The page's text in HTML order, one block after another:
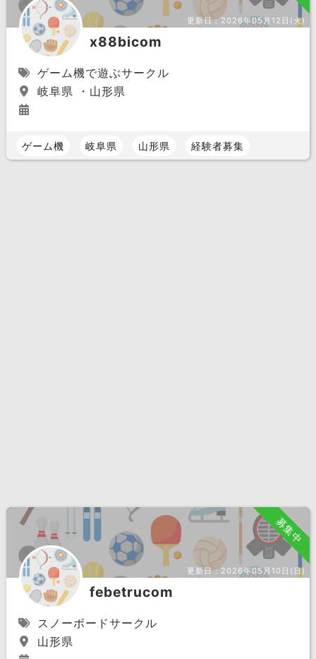
更新日： 2026年05月12日(火)
x88bicom
ゲーム機で遊ぶサークル
岐阜県 ・山形県
ゲーム機 岐阜県 山形県 経験者募集
募集中
更新日： 2026年05月10日(日)
febetrucom
スノーボードサークル
山形県